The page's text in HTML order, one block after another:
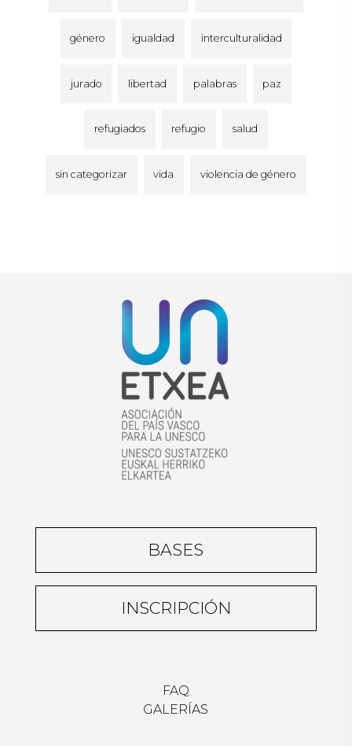
género igualdad interculturalidad
jurado libertad palabras paz
refugiados refugio salud
sin categorizar vida violencia de género
BASES
INSCRIPCIÓN
FAQ
GALERÍAS